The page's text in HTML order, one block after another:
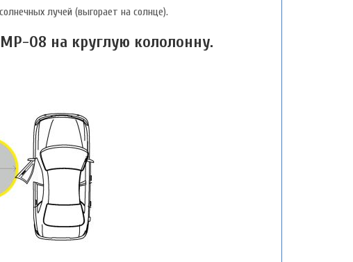
лучей (выгорает на солнце).
08 на круглую кололонну.